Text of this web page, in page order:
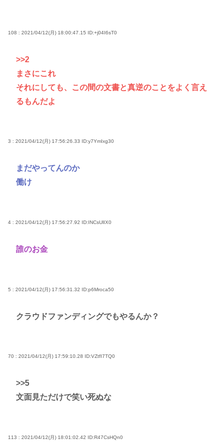
108 : 2021/04/12(月) 18:00:47.15 ID:+j04I6sT0
>>2
まさにこれ
それにしても、この間の文書と真逆のことをよく言え
るもんだよ
3 : 2021/04/12(月) 17:56:26.33 ID:y7YmIxg30
まだやってんのか
働け
4 : 2021/04/12(月) 17:56:27.92 ID:INCsUlIX0
誰のお金
5 : 2021/04/12(月) 17:56:31.32 ID:p6Mroca50
クラウドファンディングでもやるんか？
70 : 2021/04/12(月) 17:59:10.28 ID:VZtfI7TQ0
>>5
文面見ただけで笑い死ぬな
113 : 2021/04/12(月) 18:01:02.42 ID:R47CsHQn0